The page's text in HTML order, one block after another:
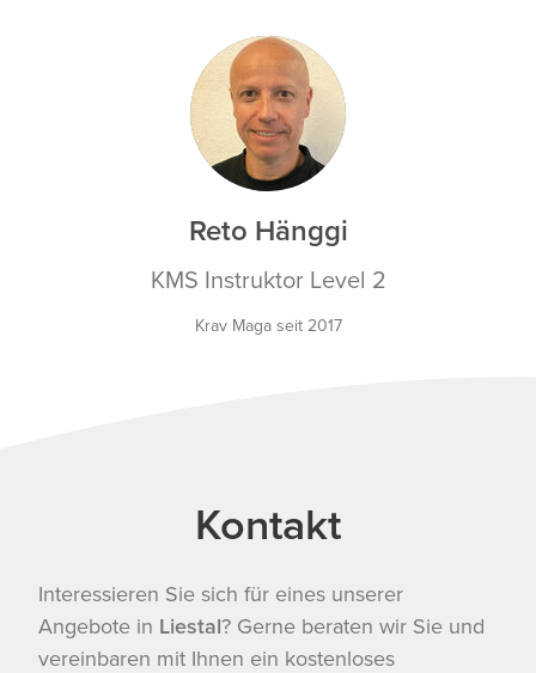
RH
Reto Hänggi
KMS Instruktor Level 2
Krav Maga seit 2017
Kontakt
Interessieren Sie sich für eines unserer
Angebote in Liestal? Gerne beraten wir Sie und
vereinbaren mit Ihnen ein kostenloses